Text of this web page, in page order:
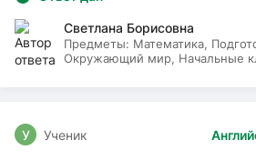
Светлана Борисовна
Предметы: Математика,
Окружающий мир, Начальные
У Ученик